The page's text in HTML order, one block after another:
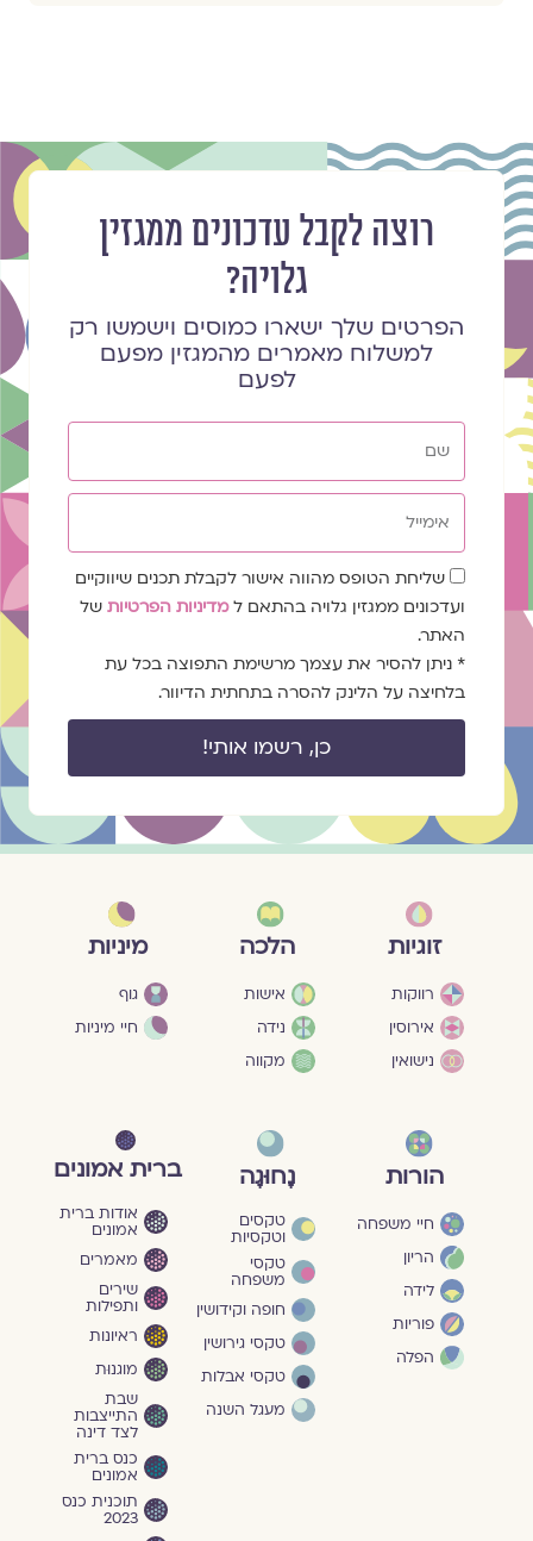
רוצה לקבל עדכונים ממגזין
גלויה?
הפרטים שלך ישארו כמוסים וישמשו רק
למשלוח מאמרים מהמגזין מפעם
לפעם
שדה
הסכמה
שליחת הטופס מהווה אישור לקבלת תכנים שיווקיים
ועדכונים ממגזין גלויה בהתאם למדיניות הפרטיות של
האתר.
* ניתן להסיר את עצמך מרשימת התפוצה בכל עת
בלחיצה על הלינק להסרה בתחתית הדיוור.
כן, רשמו אותי!
זוגיות
רווקות
אירוסין
נישואין
הלכה
אישות
נידה
מקווה
מיניות
גוף
חיי מיניות
הורות
חיי משפחה
הריון
לידה
פוריות
הפלה
נָחוּגָה
טקסים
וטקסיות
טקסי
משפחה
חופה וקידושין
טקסי גירושין
טקסי אבלות
מעגל השנה
ברית אמונים
אודות ברית
אמונים
מאמרים
שירים
ותפילות
ראיונות
מוגנוּת
שבת
התייצבות
לצד דינה
כנס ברית
אמונים
תוכנית כנס
2023